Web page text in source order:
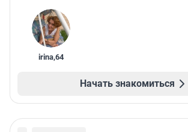
irina,64
Начать знакомиться